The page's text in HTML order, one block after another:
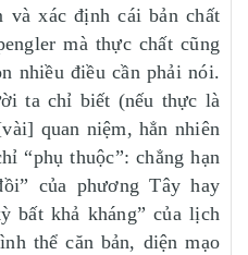
xác định cái bản chất
mà thực chất cũng
nhiều điều cần phải nói.
ta chỉ biết (nếu thực là
quan niệm, hẳn nhiên
“phụ thuộc”: chẳng hạn
của phương Tây hay
bất khả kháng” của lịch
thể căn bản, diện mạo